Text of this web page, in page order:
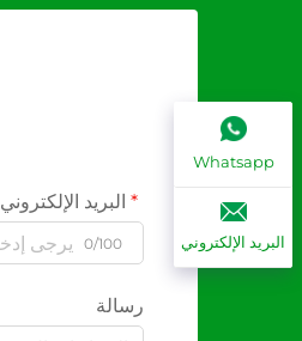
البريد الإلكتروني
0/100
رسالة
Whatsapp
البريد الإلكتروني